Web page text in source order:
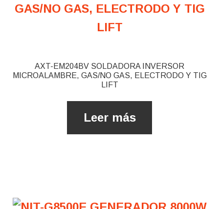
AXT-EM204BV SOLDADORA INVERSOR
MICROALAMBRE, GAS/NO GAS, ELECTRODO Y TIG
LIFT
Leer más